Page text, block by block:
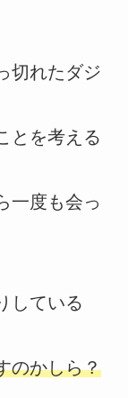
切れたダジ
とを考える
一度も会っ
している
のかしら？